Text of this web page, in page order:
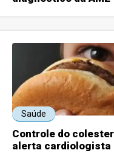
Saúde
Controle do
alerta cardiologista